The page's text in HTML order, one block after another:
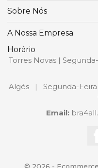
Sobre Nós
A Nossa Empresa
Horário
Torres Novas |
Algés | Segunda-
Email: